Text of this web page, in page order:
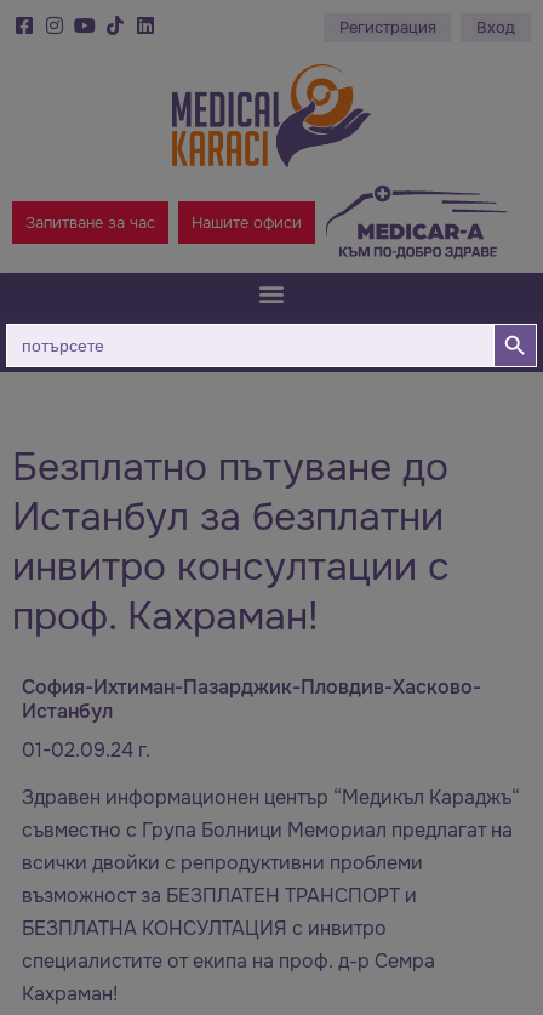
Регистрация Вход
Запитване за час Нашите офиси
Търсене
за:
Бутон
Безплатно пътуване до
Истанбул за безплатни
инвитро консултации с
проф. Кахраман!
София-Ихтиман-Пазарджик-Пловдив-Хасково-
Истанбул
01-02.09.24 г.
Здравен информационен център “Медикъл Караджъ“
съвместно с Група Болници Мемориал предлагат на
всички двойки с репродуктивни проблеми
възможност за БЕЗПЛАТЕН ТРАНСПОРТ и
БЕЗПЛАТНА КОНСУЛТАЦИЯ с инвитро
специалистите от екипа на проф. д-р Семра
Кахраман!